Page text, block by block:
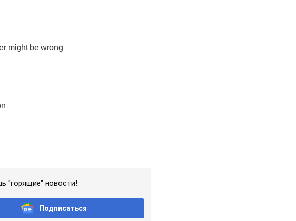
"горящие" новости!
Подписаться